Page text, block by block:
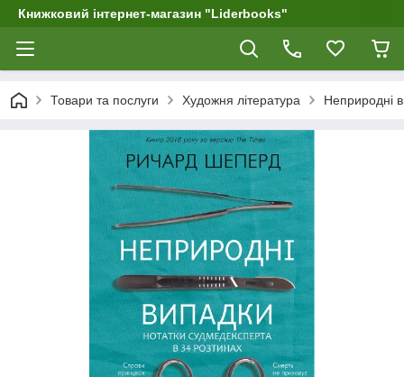
Книжковий інтернет-магазин "Liderbooks"
Товари та послуги Художня література Неприродні